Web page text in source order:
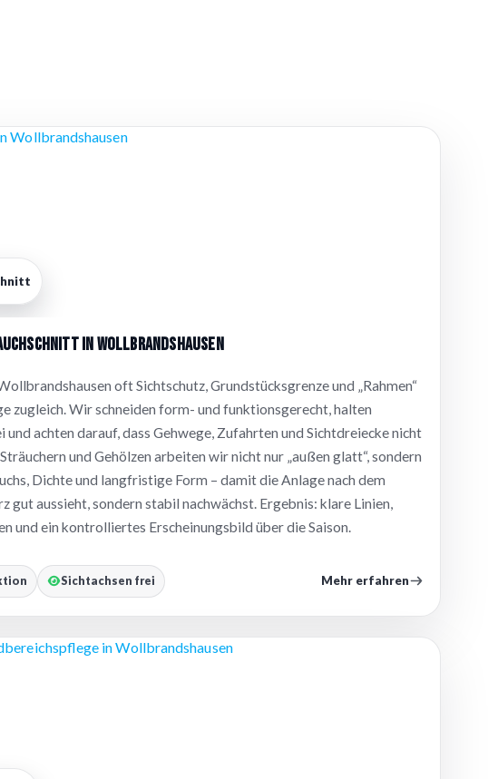
in Wollbrandshausen
oft Sichtschutz, Grundstücksgrenze und „Rahmen“
zugleich. Wir schneiden form- und funktionsgerecht, halten
und achten darauf, dass Gehwege, Zufahrten und Sichtdreiecke nicht
und Gehölzen arbeiten wir nicht nur „außen glatt“, sondern
Dichte und langfristige Form – damit die Anlage nach dem
gut aussieht, sondern stabil nachwächst. Ergebnis: klare Linien,
und ein kontrolliertes Erscheinungsbild über die Saison.
Sichtachsen frei Mehr erfahren